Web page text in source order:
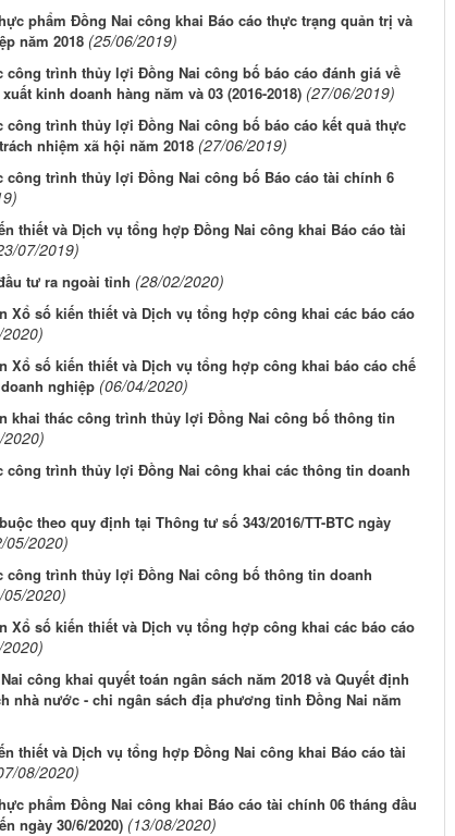
phẩm Đồng Nai công khai Báo cáo thực trạng quản trị và
năm 2018 (25/06/2019)
công trình thủy lợi Đồng Nai công bố báo cáo đánh giá về
kinh doanh hàng năm và 03 (2016-2018) (27/06/2019)
công trình thủy lợi Đồng Nai công bố báo cáo kết quả thực
nhiệm xã hội năm 2018 (27/06/2019)
công trình thủy lợi Đồng Nai công bố Báo cáo tài chính 6
thiết và Dịch vụ tổng hợp Đồng Nai công khai Báo cáo tài
07/2019)
tư ra ngoài tỉnh (28/02/2020)
Xổ số kiến thiết và Dịch vụ tổng hợp công khai các báo cáo
Xổ số kiến thiết và Dịch vụ tổng hợp công khai báo cáo chế
nghiệp (06/04/2020)
khai thác công trình thủy lợi Đồng Nai công bố thông tin
2020)
công trình thủy lợi Đồng Nai công khai các thông tin doanh
theo quy định tại Thông tư số 343/2016/TT-BTC ngày
05/2020)
công trình thủy lợi Đồng Nai công bố thông tin doanh
05/2020)
Xổ số kiến thiết và Dịch vụ tổng hợp công khai các báo cáo
công khai quyết toán ngân sách năm 2018 và Quyết định
nhà nước - chi ngân sách địa phương tỉnh Đồng Nai năm
thiết và Dịch vụ tổng hợp Đồng Nai công khai Báo cáo tài
08/2020)
phẩm Đồng Nai công khai Báo cáo tài chính 06 tháng đầu
ngày 30/6/2020) (13/08/2020)